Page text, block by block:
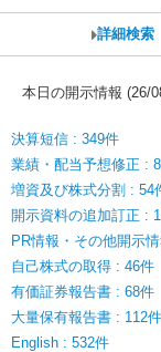
詳細検索
本日の開示情報 (26/
決算短信 : 349件
業績・配当予想修正 :
増資及び株式分割 : 54
開示資料の追加訂正 :
PR情報・その他開示
自己株式の取得 : 46件
有価証券報告書 : 68件
大量保有報告書 : 112件
English : 532件